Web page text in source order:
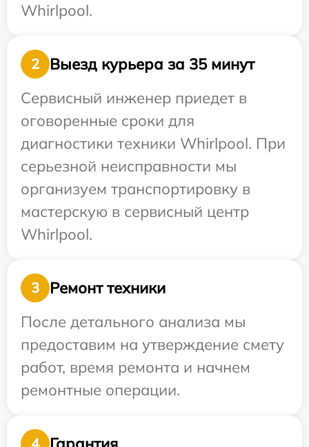
Whirlpool.
2
Выезд курьера за 35 минут
Сервисный инженер приедет в
оговоренные сроки для
диагностики техники Whirlpool. При
серьезной неисправности мы
организуем транспортировку в
мастерскую в сервисный центр
Whirlpool.
3
Ремонт техники
После детального анализа мы
предоставим на утверждение смету
работ, время ремонта и начнем
ремонтные операции.
4